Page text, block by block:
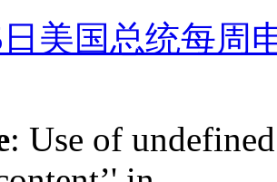
美国总统每周
: Use of